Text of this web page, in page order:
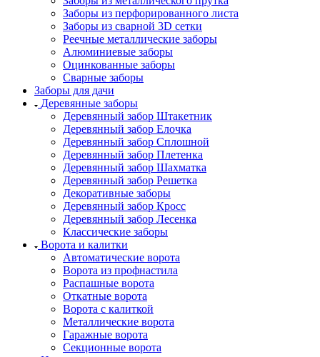
Заборы из перфорированного листа
Заборы из сварной 3D сетки
Реечные металлические заборы
Алюминиевые заборы
Оцинкованные заборы
Сварные заборы
Заборы для дачи
Деревянные заборы
Деревянный забор Штакетник
Деревянный забор Елочка
Деревянный забор Сплошной
Деревянный забор Плетенка
Деревянный забор Шахматка
Деревянный забор Решетка
Декоративные заборы
Деревянный забор Кросс
Деревянный забор Лесенка
Классические заборы
Ворота и калитки
Автоматические ворота
Ворота из профнастила
Распашные ворота
Откатные ворота
Ворота с калиткой
Металлические ворота
Гаражные ворота
Секционные ворота